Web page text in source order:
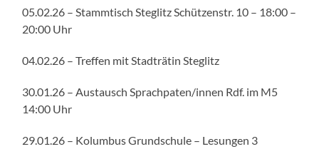
05.02.26 – Stammtisch Steglitz Schützenstr. 10 – 18:00 –
20:00 Uhr
04.02.26 – Treffen mit Stadträtin Steglitz
30.01.26 – Austausch Sprachpaten/innen Rdf. im M5
14:00 Uhr
29.01.26 – Kolumbus Grundschule – Lesungen 3